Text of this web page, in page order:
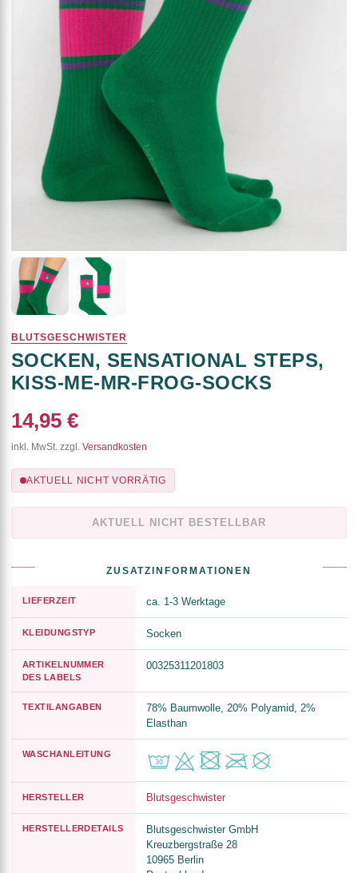
BLUTSGESCHWISTER
SOCKEN, SENSATIONAL STEPS,
KISS-ME-MR-FROG-SOCKS
14,95 €
inkl. MwSt. zzgl. Versandkosten
AKTUELL NICHT VORRÄTIG
AKTUELL NICHT BESTELLBAR
ZUSATZINFORMATIONEN
LIEFERZEIT ca. 1-3 Werktage
KLEIDUNGSTYP Socken
ARTIKELNUMMER
DES LABELS
00325311201803
TEXTILANGABEN
78% Baumwolle, 20% Polyamid, 2%
Elasthan
WASCHANLEITUNG
HERSTELLER Blutsgeschwister
HERSTELLERDETAILS
Blutsgeschwister GmbH
Kreuzbergstraße 28
10965 Berlin